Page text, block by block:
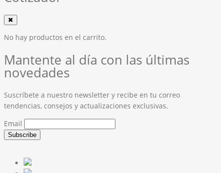
✖
No hay productos en el carrito.
Mantente al día con las últimas
novedades
Suscríbete a nuestro newsletter y recibe en tu correo
tendencias, consejos y actualizaciones exclusivas.
Email